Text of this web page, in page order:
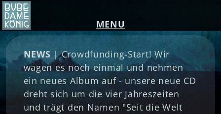
MENU
NEWS | Crowdfunding-Start! Wir
wagen es noch einmal und nehmen
ein neues Album auf - unsere neue CD
dreht sich um die vier Jahreszeiten
und trägt den Namen "Seit die Welt